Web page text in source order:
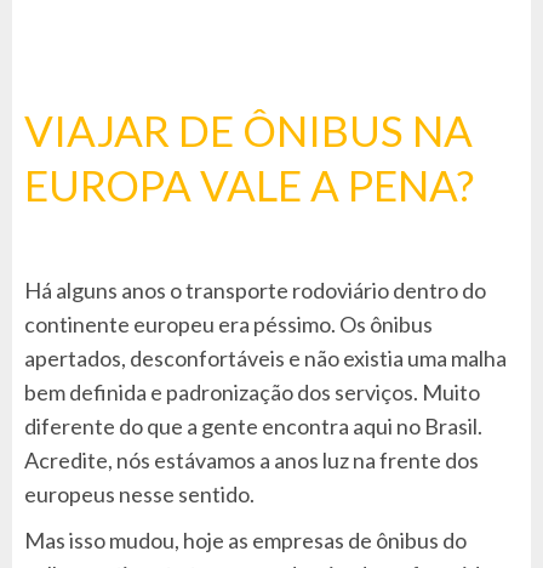
VIAJAR DE ÔNIBUS NA
EUROPA VALE A PENA?
Há alguns anos o transporte rodoviário dentro do
continente europeu era péssimo. Os ônibus
apertados, desconfortáveis e não existia uma malha
bem definida e padronização dos serviços. Muito
diferente do que a gente encontra aqui no Brasil.
Acredite, nós estávamos a anos luz na frente dos
europeus nesse sentido.
Mas isso mudou, hoje as empresas de ônibus do